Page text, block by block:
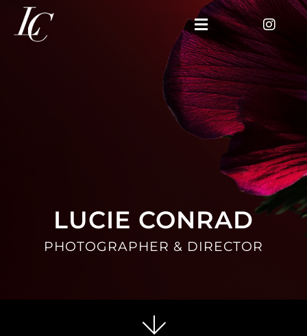
LUCIE CONRAD
PHOTOGRAPHER & DIRECTOR